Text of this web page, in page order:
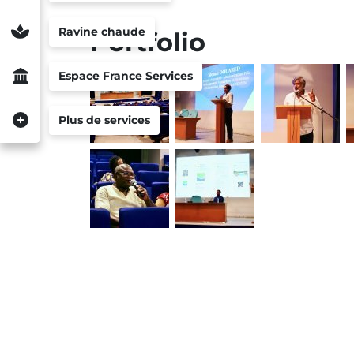
Ravine chaude
Espace France Services
Plus de services
Portfolio